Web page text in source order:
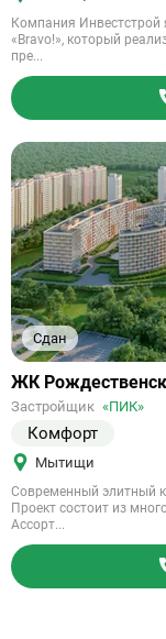
Компания Инвестстрой
«Bravo!», который
пре...
Сдан
Ссылка
объект
ЖК
Застройщик «ПИК»
Комфорт
Мытищи
Современный элитный
Проект состоит из
Ассорт...